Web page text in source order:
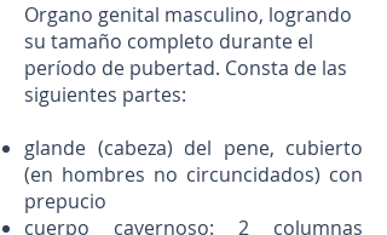
Organo genital masculino, logrando
su tamaño completo durante el
período de pubertad. Consta de las
siguientes partes:
glande (cabeza) del pene, cubierto
(en hombres no circuncidados) con
prepucio
cuerpo cavernoso: 2 columnas